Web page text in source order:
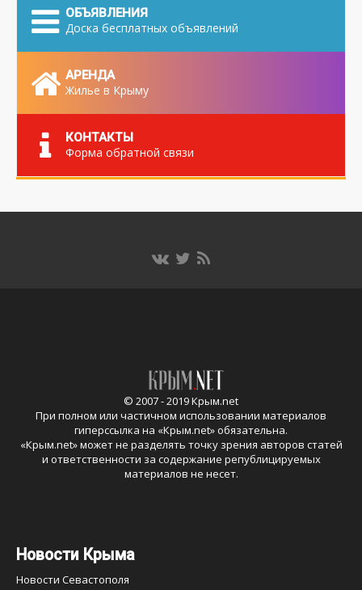
ОБЪЯВЛЕНИЯ
Доска бесплатных объявлений
АРЕНДА
Жилье в Крыму
КОНТАКТЫ
Форма обратной связи
© 2007 - 2019 Крым.net
При полном или частичном использовании материалов
гиперссылка на «Крым.net» обязательна.
«Крым.net» может не разделять точку зрения авторов статей
и ответственности за содержание републицируемых
материалов не несет.
Новости Крыма
Новости Севастополя